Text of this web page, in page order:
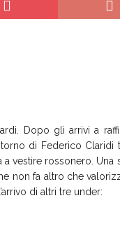
Dopo gli arrivi a
di Federico Claridi
vestire rossonero. Una
fa altro che
di altri tre under: